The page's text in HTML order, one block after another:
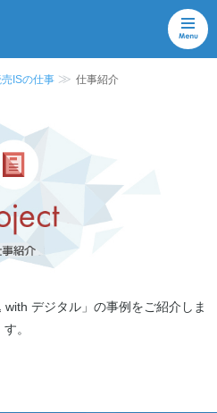
ISの仕事 仕事紹介
デジタル」の事例をご紹介しま
す。